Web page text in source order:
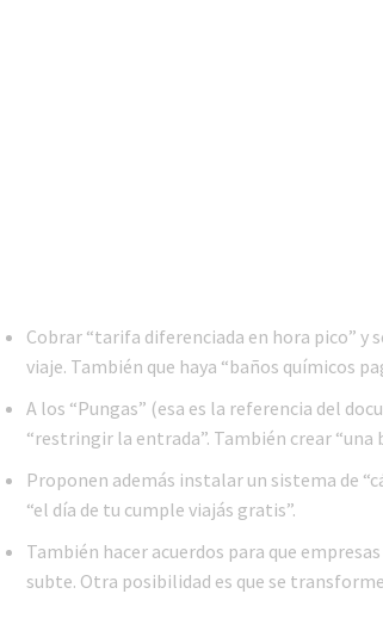
Cobrar “tarifa diferenciada en hora pico” y
viaje. También que haya “baños químicos
A los “Pungas” (esa es la referencia del
“restringir la entrada”. También crear “una
Proponen además instalar un sistema de
“el día de tu cumple viajás gratis”.
También hacer acuerdos para que
subte. Otra posibilidad es que se